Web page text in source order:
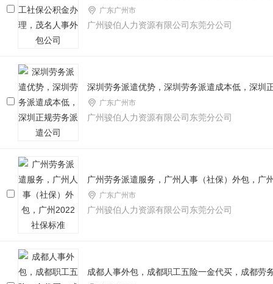
广东广州市
广州骏伯人力资源有限公司东莞分公司
深圳劳务派遣优势，深圳劳务派遣成本低，深圳
广东广州市
广州骏伯人力资源有限公司东莞分公司
广州劳务派遣服务，广州人事（社保）外包，广
广东广州市
广州骏伯人力资源有限公司东莞分公司
成都人事外包，成都职工五险一金代买，成都劳